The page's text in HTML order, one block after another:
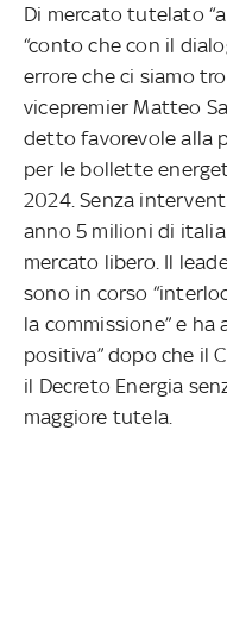
Di mercato tutelato
“conto che con il
errore che ci siamo
vicepremier Matteo
detto favorevole alla
per le bollette
2024. Senza
anno 5 milioni di
mercato libero. Il
sono in corso
la commissione” e
positiva” dopo che il
il Decreto Energia
maggiore tutela.